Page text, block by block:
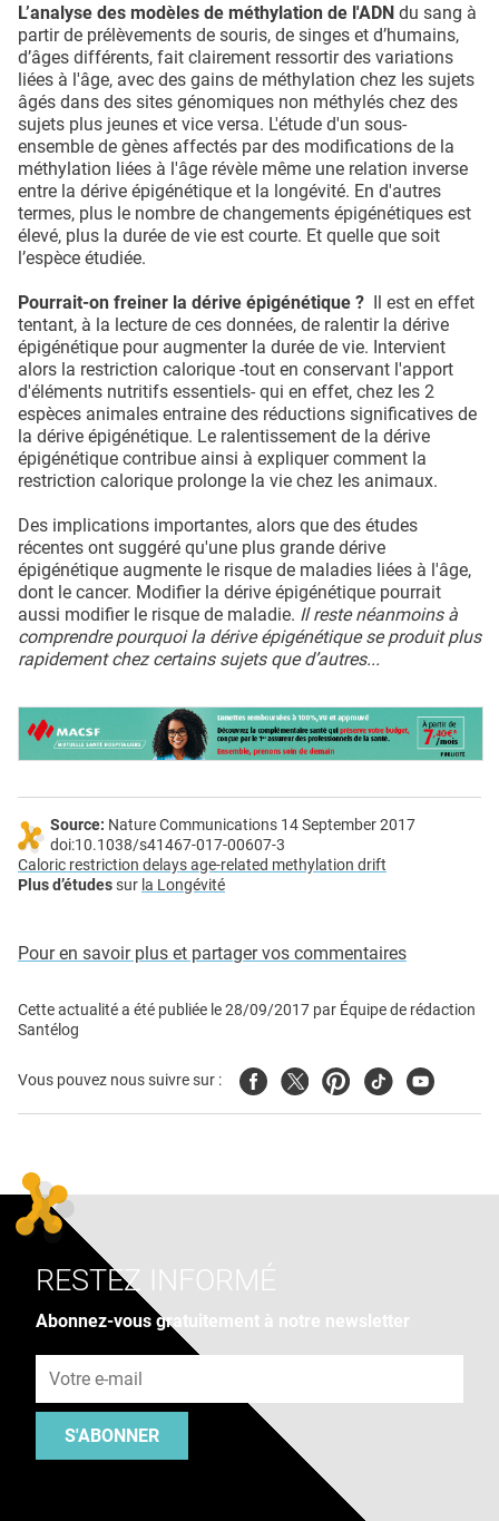
L’analyse des modèles de méthylation de l'ADN du sang à
partir de prélèvements de souris, de singes et d’humains,
d’âges différents, fait clairement ressortir des variations
liées à l'âge, avec des gains de méthylation chez les sujets
âgés dans des sites génomiques non méthylés chez des
sujets plus jeunes et vice versa. L'étude d'un sous-
ensemble de gènes affectés par des modifications de la
méthylation liées à l'âge révèle même une relation inverse
entre la dérive épigénétique et la longévité. En d'autres
termes, plus le nombre de changements épigénétiques est
élevé, plus la durée de vie est courte. Et quelle que soit
l’espèce étudiée.
Pourrait-on freiner la dérive épigénétique ? Il est en effet
tentant, à la lecture de ces données, de ralentir la dérive
épigénétique pour augmenter la durée de vie. Intervient
alors la restriction calorique -tout en conservant l'apport
d'éléments nutritifs essentiels- qui en effet, chez les 2
espèces animales entraine des réductions significatives de
la dérive épigénétique. Le ralentissement de la dérive
épigénétique contribue ainsi à expliquer comment la
restriction calorique prolonge la vie chez les animaux.
Des implications importantes, alors que des études
récentes ont suggéré qu'une plus grande dérive
épigénétique augmente le risque de maladies liées à l'âge,
dont le cancer. Modifier la dérive épigénétique pourrait
aussi modifier le risque de maladie. Il reste néanmoins à
comprendre pourquoi la dérive épigénétique se produit plus
rapidement chez certains sujets que d’autres...
Source: Nature Communications 14 September 2017
doi:10.1038/s41467-017-00607-3
Caloric restriction delays age-related methylation drift
Plus d’étudessur la Longévité
Pour en savoir plus et partager vos commentaires
Cette actualité a été publiée le28/09/2017 par Équipe de rédaction
Santélog
Vous pouvez nous suivre sur : FacebookTwitterPinterest
TiktokYoutube
RESTEZ INFORMÉ
Abonnez-vous gratuitement à notre newsletter
S'ABONNER